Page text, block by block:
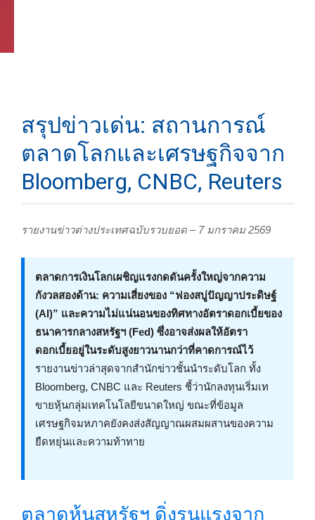
สรุปข่าวเด่น: สถานการณ์
ตลาดโลกและเศรษฐกิจจาก
Bloomberg, CNBC, Reuters
รายงานข่าวต่างประเทศฉบับรวบยอด – 7 มกราคม 2569
ตลาดการเงินโลกเผชิญแรงกดดันครั้งใหญ่จากความ
กังวลสองด้าน: ความเสี่ยงของ “ฟองสบู่ปัญญาประดิษฐ์
(AI)” และความไม่แน่นอนของทิศทางอัตราดอกเบี้ยของ
ธนาคารกลางสหรัฐฯ (Fed) ซึ่งอาจส่งผลให้อัตรา
ดอกเบี้ยอยู่ในระดับสูงยาวนานกว่าที่คาดการณ์ไว้
รายงานข่าวล่าสุดจากสำนักข่าวชั้นนำระดับโลก ทั้ง
Bloomberg, CNBC และ Reuters ชี้ว่านักลงทุนเริ่มเท
ขายหุ้นกลุ่มเทคโนโลยีขนาดใหญ่ ขณะที่ข้อมูล
เศรษฐกิจมหภาคยังคงส่งสัญญาณผสมผสานของความ
ยืดหยุ่นและความท้าทาย
ตลาดหุ้นสหรัฐฯ ดิ่งรุนแรงจาก